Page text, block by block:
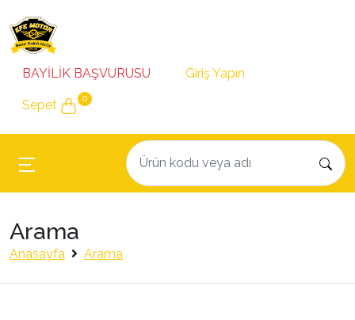
BAYİLİK BAŞVURUSU Giriş Yapın
Sepet 0
Arama
Anasayfa Arama